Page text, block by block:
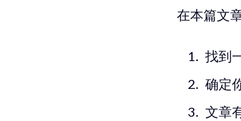
在本篇文
找到
确定
文章